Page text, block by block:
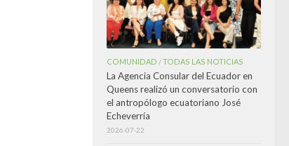
COMUNIDAD /TODAS LAS NOTICIAS
La Agencia Consular del Ecuador en
Queens realizó un conversatorio con
el antropólogo ecuatoriano José
Echeverría
2026-07-22